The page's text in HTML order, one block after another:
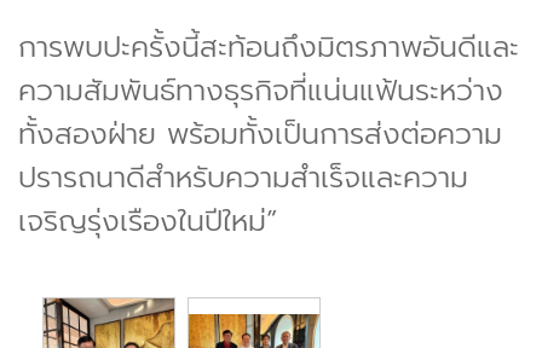
การพบปะครั้งนี้สะท้อนถึงมิตรภาพอันดีและ
ความสัมพันธ์ทางธุรกิจที่แน่นแฟ้นระหว่าง
ทั้งสองฝ่าย พร้อมทั้งเป็นการส่งต่อความ
ปรารถนาดีสำหรับความสำเร็จและความ
เจริญรุ่งเรืองในปีใหม่”